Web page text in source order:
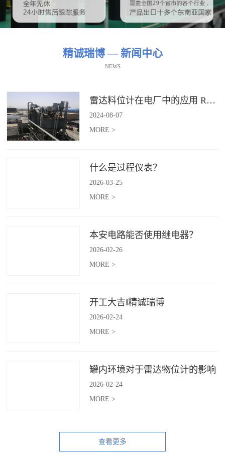
精诚瑞博 — 新闻中心
NEWS
雷达料位计在电厂中的应用 RBRDZB-71-6-C
2024-08-07
MORE >
什么是过程仪表？
2026-03-25
MORE >
本安电路能否使用继电器？
2026-02-26
MORE >
开工大吉‖精诚瑞博
2026-02-24
MORE >
罐内环境对于雷达物位计的影响
2026-02-24
MORE >
查看更多